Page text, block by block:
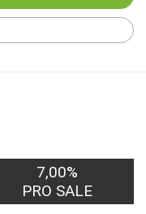
7,00%
PRO SALE